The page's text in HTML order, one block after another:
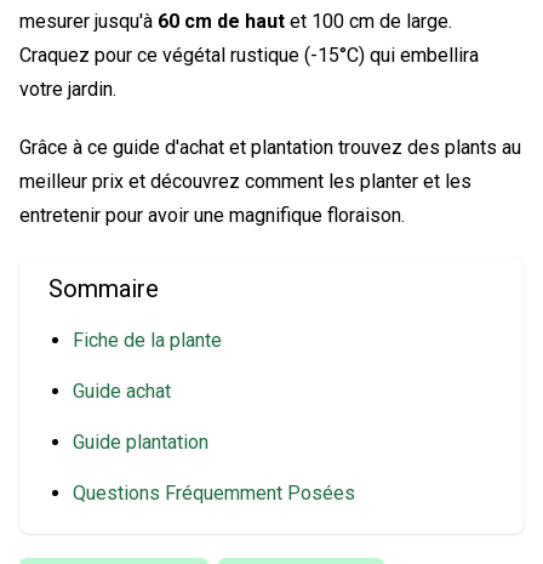
mesurer jusqu'à 60 cm de haut et 100 cm de large.
Craquez pour ce végétal rustique (-15°C) qui embellira
votre jardin.
Grâce à ce guide d'achat et plantation trouvez des plants au
meilleur prix et découvrez comment les planter et les
entretenir pour avoir une magnifique floraison.
Sommaire
Fiche de la plante
Guide achat
Guide plantation
Questions Fréquemment Posées